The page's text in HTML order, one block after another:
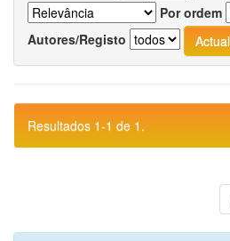
Por ordem
Autores/Registo
Resultados 1-1 de 1.